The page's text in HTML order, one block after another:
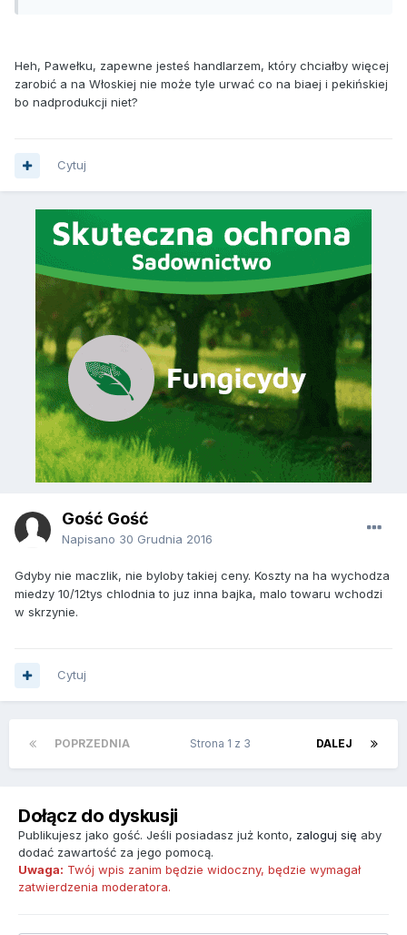
Heh, Pawełku, zapewne jesteś handlarzem, który chciałby więcej
zarobić a na Włoskiej nie może tyle urwać co na biaej i pekińskiej
bo nadprodukcji niet?
Cytuj
Gość Gość
Napisano 30 Grudnia 2016
Gdyby nie maczlik, nie byloby takiej ceny. Koszty na ha wychodza
miedzy 10/12tys chlodnia to juz inna bajka, malo towaru wchodzi
w skrzynie.
Cytuj
POPRZEDNIA DALEJ
Strona 1 z 3
Dołącz do dyskusji
Publikujesz jako gość. Jeśli posiadasz już konto, zaloguj się aby
dodać zawartość za jego pomocą.
Uwaga: Twój wpis zanim będzie widoczny, będzie wymagał
zatwierdzenia moderatora.